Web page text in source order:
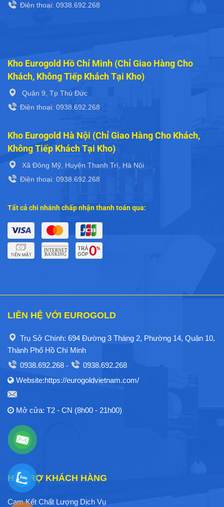
Điện thoại: 0938.692.268
Kho Eurogold Hồ Chí Minh (Chỉ Giao Hàng Cho
Khách, Không Tiếp Khách Tại Kho)
Quận 9, Tp Thủ Đức
Điện thoại: 0938.692.268
Kho Eurogold Hà Nội (Chỉ Giao Hàng Cho Khách,
Không Tiếp Khách Tại Kho)
Xã Đông Mỹ, Huyện Thanh Trì, Hà Nội
Điện thoại: 0938.692.268
Tất cả chi nhánh chấp nhận thanh toán qua:
LIÊN HỆ VỚI EUROGOLD
Trụ Sở Chính: 694 Đường 3 Tháng 2, Phường 14, Quận 10,
Thành Phố Hồ Chí Minh
0938.692.268 -
0938.692.268
Website:https://eurogoldvietnam.com/
Mở cửa: T2 - CN (8h00 - 21h00)
HỖ TRỢ KHÁCH HÀNG
Cam Kết Chất Lượng Dịch Vụ